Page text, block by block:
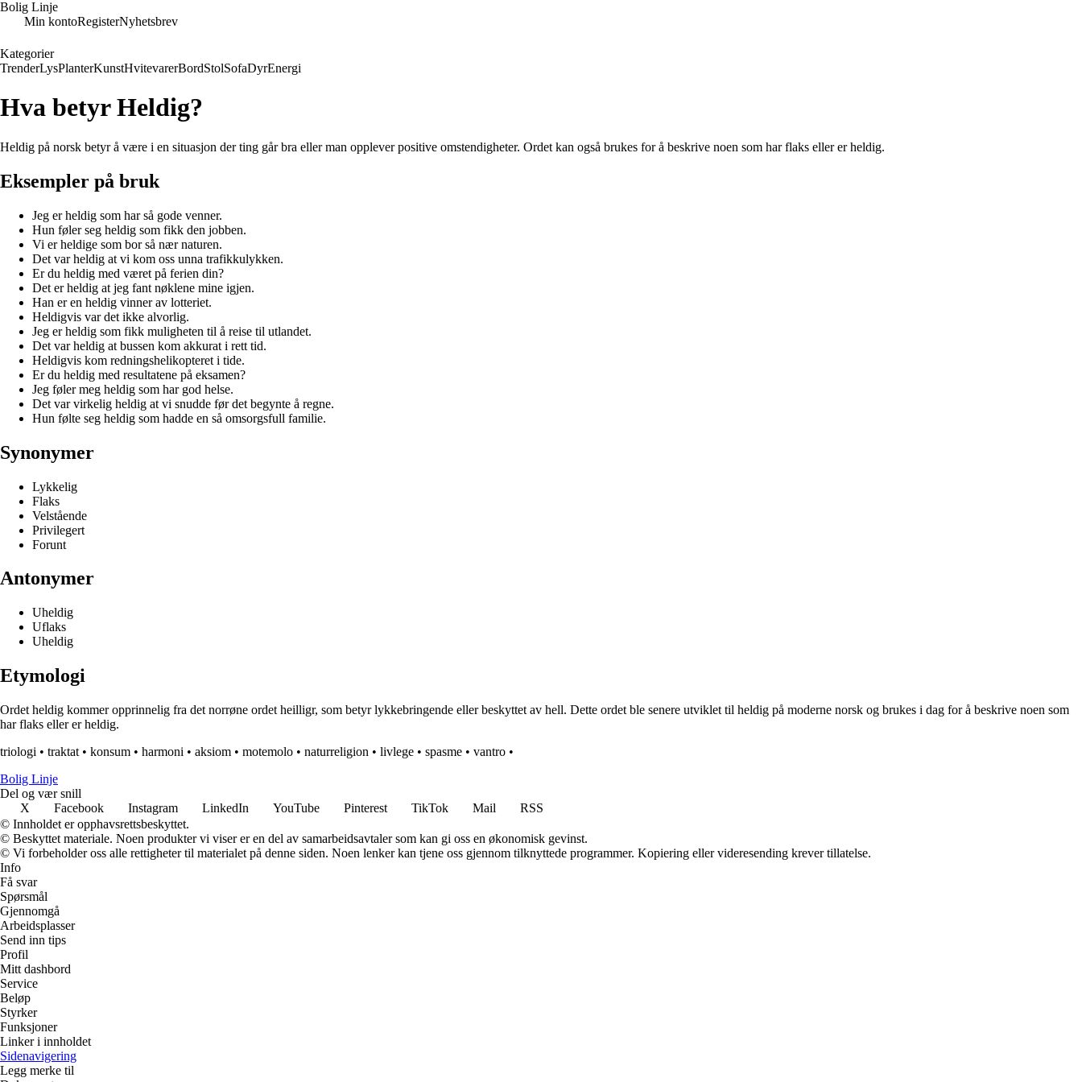
Bolig Linje
Min kontoRegisterNyhetsbrev
Kategorier
TrenderLysPlanterKunstHvitevarerBordStolSofaDyrEnergi
Hva betyr Heldig?
Heldig på norsk betyr å være i en situasjon der ting går bra eller man opplever positive omstendigheter. Ordet kan også brukes for å beskrive noen som har flaks eller er heldig.
Eksempler på bruk
Jeg er heldig som har så gode venner.
Hun føler seg heldig som fikk den jobben.
Vi er heldige som bor så nær naturen.
Det var heldig at vi kom oss unna trafikkulykken.
Er du heldig med været på ferien din?
Det er heldig at jeg fant nøklene mine igjen.
Han er en heldig vinner av lotteriet.
Heldigvis var det ikke alvorlig.
Jeg er heldig som fikk muligheten til å reise til utlandet.
Det var heldig at bussen kom akkurat i rett tid.
Heldigvis kom redningshelikopteret i tide.
Er du heldig med resultatene på eksamen?
Jeg føler meg heldig som har god helse.
Det var virkelig heldig at vi snudde før det begynte å regne.
Hun følte seg heldig som hadde en så omsorgsfull familie.
Synonymer
Lykkelig
Flaks
Velstående
Privilegert
Forunt
Antonymer
Uheldig
Uflaks
Uheldig
Etymologi
Ordet heldig kommer opprinnelig fra det norrøne ordet heilligr, som betyr lykkebringende eller beskyttet av hell. Dette ordet ble senere utviklet til heldig på moderne norsk og brukes i dag for å beskrive noen som
har flaks eller er heldig.
triologi • traktat • konsum • harmoni • aksiom • motemolo • naturreligion • livlege • spasme • vantro •
Bolig Linje
Del og vær snill
X
Facebook Instagram LinkedIn YouTube Pinterest TikTok Mail
RSS
© Innholdet er opphavsrettsbeskyttet.
© Beskyttet materiale. Noen produkter vi viser er en del av samarbeidsavtaler som kan gi oss en økonomisk gevinst.
© Vi forbeholder oss alle rettigheter til materialet på denne siden. Noen lenker kan tjene oss gjennom tilknyttede programmer. Kopiering eller videresending krever tillatelse.
Info
Få svar
Spørsmål
Gjennomgå
Arbeidsplasser
Send inn tips
Profil
Mitt dashbord
Service
Beløp
Styrker
Funksjoner
Linker i innholdet
Sidenavigering
Legg merke til